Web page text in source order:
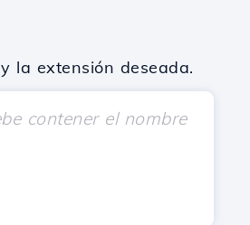
la extensión deseada.